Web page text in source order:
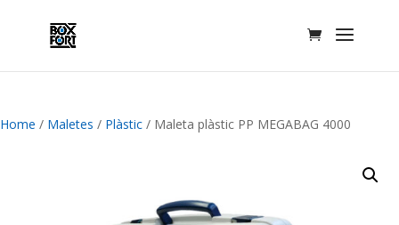
Home / Maletes / Plàstic / Maleta plàstic PP MEGABAG 4000